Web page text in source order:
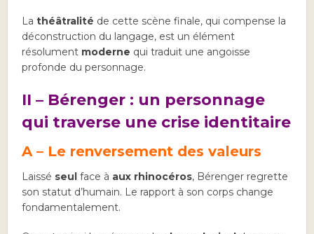
Lathéâtralité de cette scène finale, qui compense la
déconstruction du langage, est un élément
résolument moderne qui traduit une angoisse
profonde du personnage.
II – Bérenger : un personnage
qui traverse une crise identitaire
A – Le renversement des valeurs
Laissé seulface à aux rhinocéros, Bérenger regrette
son statut d’humain. Le rapport à son corps change
fondamentalement.